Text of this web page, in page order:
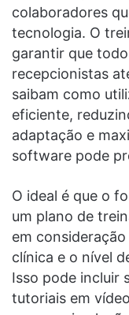
colaboradores
tecnologia. O
garantir que
recepcionistas
saibam como
eficiente,
adaptação e
software pode
O ideal é que o
um plano de
em
clínica e o nível
Isso pode incluir
tutoriais em